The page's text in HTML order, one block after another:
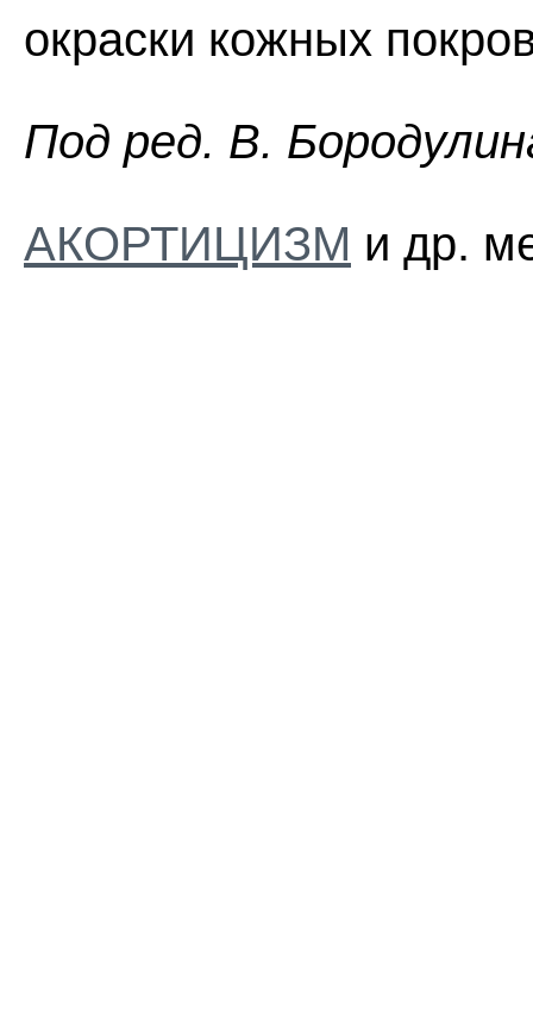
окраски кожных
Пoд peд. B.
АКОРТИЦИЗМ и др.